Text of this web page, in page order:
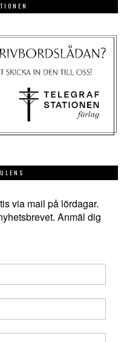
via mail på lördagar.
Anmäl dig